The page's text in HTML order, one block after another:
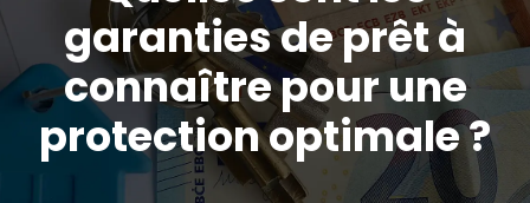
garanties de prêt à
connaître pour une
protection optimale ?